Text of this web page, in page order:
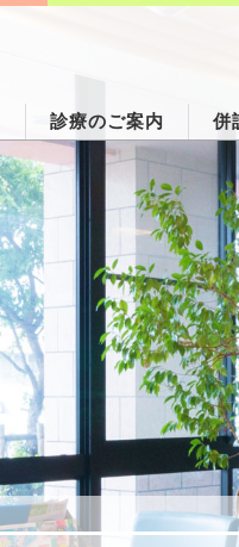
診療のご案内 併